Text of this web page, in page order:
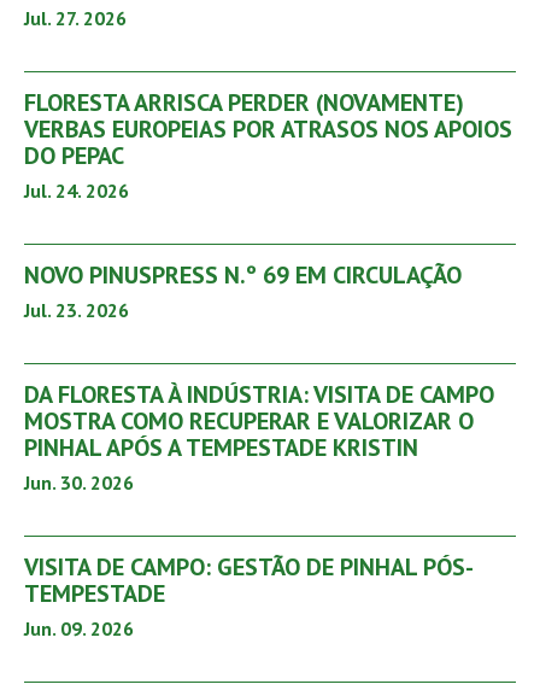
Jul. 27. 2026
FLORESTA ARRISCA PERDER (NOVAMENTE)
VERBAS EUROPEIAS POR ATRASOS NOS APOIOS
DO PEPAC
Jul. 24. 2026
NOVO PINUSPRESS N.º 69 EM CIRCULAÇÃO
Jul. 23. 2026
DA FLORESTA À INDÚSTRIA: VISITA DE CAMPO
MOSTRA COMO RECUPERAR E VALORIZAR O
PINHAL APÓS A TEMPESTADE KRISTIN
Jun. 30. 2026
VISITA DE CAMPO: GESTÃO DE PINHAL PÓS-
TEMPESTADE
Jun. 09. 2026